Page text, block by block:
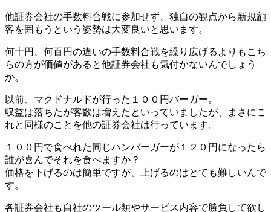
他証券会社の手数料合戦に参加せず、独自の観点から新規顧
客を囲もうという姿勢は大変良いと思います。
何十円、何百円の違いの手数料合戦を繰り広げるよりもこち
らの方が価値があると他証券会社も気付かないんでしょう
か。
以前、マクドナルドが行った１００円バーガー。
収益は落ちたが客数は増えたといっていましたが、まさにこ
れと同様のことを他の証券会社は行っています。
１００円で食べれた同じハンバーガーが１２０円になったら
誰が喜んでそれを食べますか？
価格を下げるのは簡単ですが、上げるのはとても難しいんで
す。
各証券会社も自社のツール類やサービス内容で勝負して欲し